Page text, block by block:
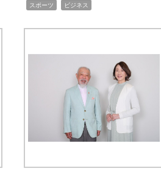
スポーツ ビジネス